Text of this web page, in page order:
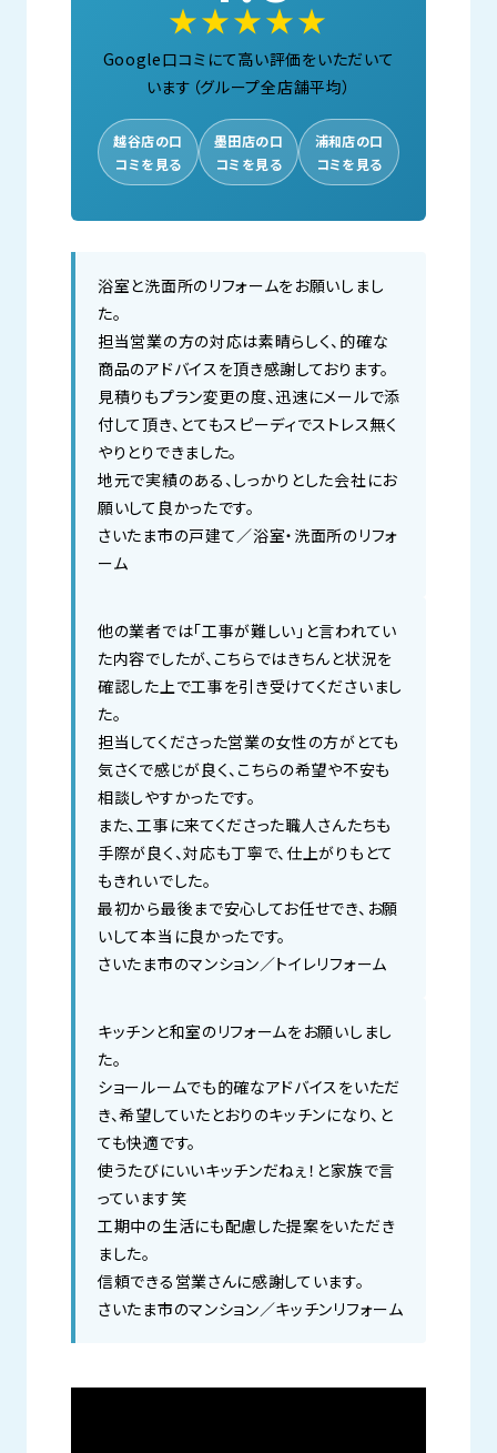
★★★★★
Google口コミにて高い評価をいただいて
います（グループ全店舗平均）
越谷店の口
コミを見る
墨田店の口
コミを見る
浦和店の口
コミを見る
浴室と洗面所のリフォームをお願いしまし
た。
担当営業の方の対応は素晴らしく、的確な
商品のアドバイスを頂き感謝しております。
見積りもプラン変更の度、迅速にメールで添
付して頂き、とてもスピーディでストレス無く
やりとりできました。
地元で実績のある、しっかりとした会社にお
願いして良かったです。
さいたま市の戸建て／浴室・洗面所のリフォ
ーム
他の業者では「工事が難しい」と言われてい
た内容でしたが、こちらではきちんと状況を
確認した上で工事を引き受けてくださいまし
た。
担当してくださった営業の女性の方がとても
気さくで感じが良く、こちらの希望や不安も
相談しやすかったです。
また、工事に来てくださった職人さんたちも
手際が良く、対応も丁寧で、仕上がりもとて
もきれいでした。
最初から最後まで安心してお任せでき、お願
いして本当に良かったです。
さいたま市のマンション／トイレリフォーム
キッチンと和室のリフォームをお願いしまし
た。
ショールームでも的確なアドバイスをいただ
き、希望していたとおりのキッチンになり、と
ても快適です。
使うたびにいいキッチンだねぇ！と家族で言
っています笑
工期中の生活にも配慮した提案をいただき
ました。
信頼できる営業さんに感謝しています。
さいたま市のマンション／キッチンリフォーム